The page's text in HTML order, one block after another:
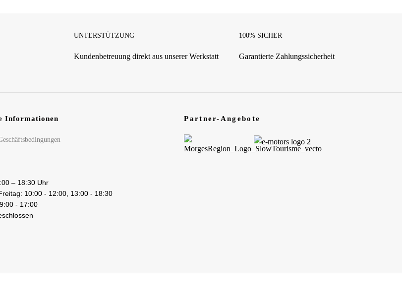
UNTERSTÜTZUNG
Kundenbetreuung direkt aus unserer Werkstatt
100% SICHER
Garantierte Zahlungssicherheit
Informationen
– 18:30 Uhr
10:00 - 12:00, 13:00 - 18:30
- 17:00
Partner-Angebote